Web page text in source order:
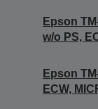
Epson
w/o PS,
Epson
ECW,